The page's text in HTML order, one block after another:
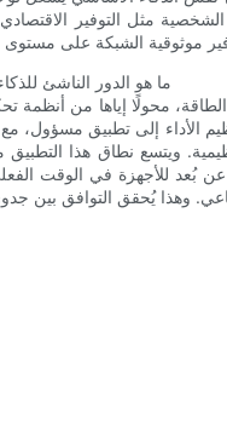
مثل التوفير
ما هو الدور الناشئ
محولًا إياها من أنظمة
الأداء إلى تطبيق مسؤول، مع
ويتسع نطاق هذا
بُعد للأجهزة في الوقت
وهذا يُحقق التوافق بين